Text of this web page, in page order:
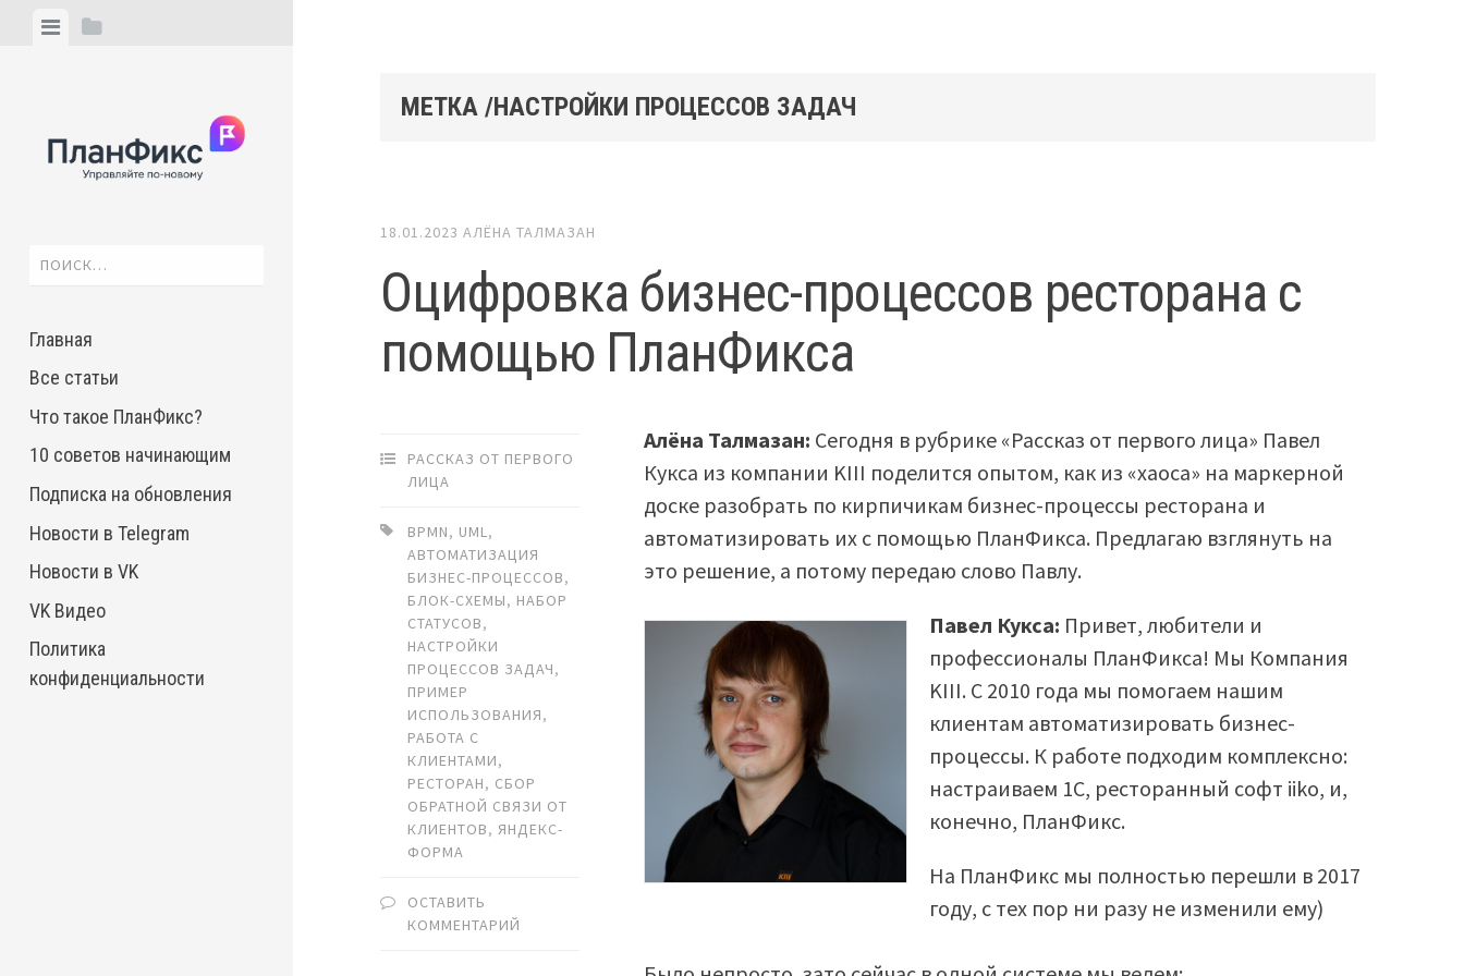
ViewView
Найти:
Главная
Все статьи
Что такое ПланФикс?
10 советов начинающим
Подписка на обновления
Новости в Telegram
Новости в VK
VK Видео
Политика
конфиденциальности
МЕТКА /НАСТРОЙКИ ПРОЦЕССОВ ЗАДАЧ
18.01.2023 АЛЁНА ТАЛМАЗАН
Оцифровка бизнес-процессов ресторана с
помощью ПланФикса
РАССКАЗ ОТ ПЕРВОГО
ЛИЦА
BPMN, UML,
АВТОМАТИЗАЦИЯ
БИЗНЕС-ПРОЦЕССОВ,
БЛОК-СХЕМЫ, НАБОР
СТАТУСОВ,
НАСТРОЙКИ
ПРОЦЕССОВ ЗАДАЧ,
ПРИМЕР
ИСПОЛЬЗОВАНИЯ,
РАБОТА С
КЛИЕНТАМИ,
РЕСТОРАН, СБОР
ОБРАТНОЙ СВЯЗИ ОТ
КЛИЕНТОВ,ЯНДЕКС-
ФОРМА
ОСТАВИТЬ
КОММЕНТАРИЙ
Алёна Талмазан: Сегодня в рубрике «Рассказ от первого лица» Павел
Кукса из компании KIII поделится опытом, как из «хаоса» на маркерной
доске разобрать по кирпичикам бизнес-процессы ресторана и
автоматизировать их с помощью ПланФикса. Предлагаю взглянуть на
это решение, а потому передаю слово Павлу.
Павел Кукса: Привет, любители и
профессионалы ПланФикса! Мы Компания
KIII. С 2010 года мы помогаем нашим
клиентам автоматизировать бизнес-
процессы. К работе подходим комплексно:
настраиваем 1С, ресторанный софт iiko, и,
конечно, ПланФикс.
На ПланФикс мы полностью перешли в 2017
году, с тех пор ни разу не изменили ему)